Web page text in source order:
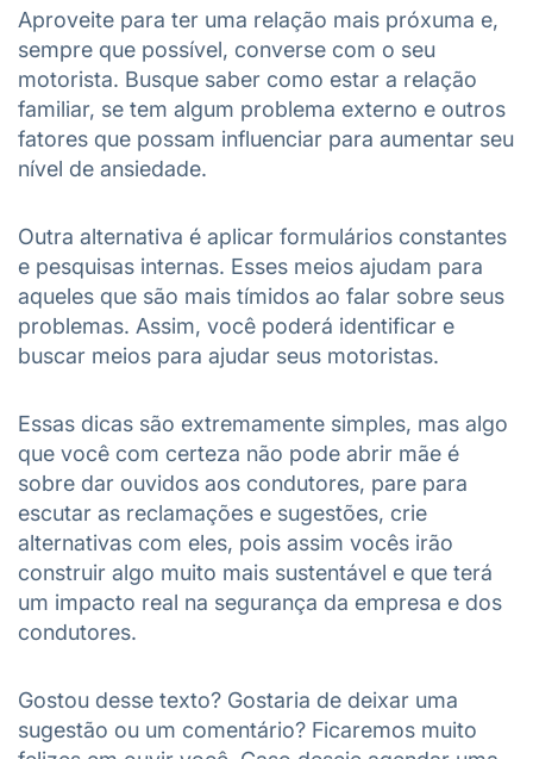
Aproveite para ter uma relação mais próxuma e,
sempre que possível, converse com o seu
motorista. Busque saber como estar a relação
familiar, se tem algum problema externo e outros
fatores que possam influenciar para aumentar seu
nível de ansiedade.
Outra alternativa é aplicar formulários constantes
e pesquisas internas. Esses meios ajudam para
aqueles que são mais tímidos ao falar sobre seus
problemas. Assim, você poderá identificar e
buscar meios para ajudar seus motoristas.
Essas dicas são extremamente simples, mas algo
que você com certeza não pode abrir mãe é
sobre dar ouvidos aos condutores, pare para
escutar as reclamações e sugestões, crie
alternativas com eles, pois assim vocês irão
construir algo muito mais sustentável e que terá
um impacto real na segurança da empresa e dos
condutores.
Gostou desse texto? Gostaria de deixar uma
sugestão ou um comentário? Ficaremos muito